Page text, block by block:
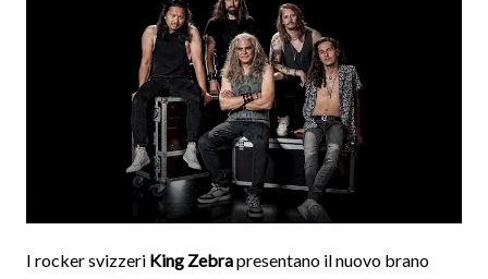
I rocker svizzeri King Zebrapresentano il nuovo brano